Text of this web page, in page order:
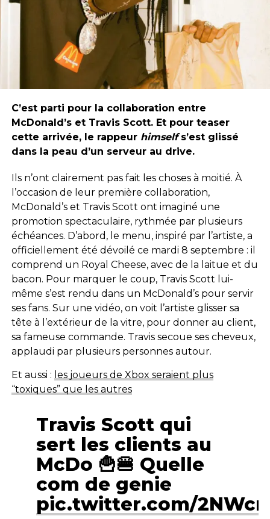
C’est parti pour la collaboration entre
McDonald’s et Travis Scott. Et pour teaser
cette arrivée, le rappeur himselfs’est glissé
dans la peau d’un serveur au drive.
Ils n’ont clairement pas fait les choses à moitié. À
l’occasion de leur première collaboration,
McDonald’s et Travis Scott ont imaginé une
promotion spectaculaire, rythmée par plusieurs
échéances. D’abord, le menu, inspiré par l’artiste, a
officiellement été dévoilé ce mardi 8 septembre : il
comprend un Royal Cheese, avec de la laitue et du
bacon. Pour marquer le coup, Travis Scott lui-
même s’est rendu dans un McDonald’s pour servir
ses fans. Sur une vidéo, on voit l’artiste glisser sa
tête à l’extérieur de la vitre, pour donner au client,
sa fameuse commande. Travis secoue ses cheveux,
applaudi par plusieurs personnes autour.
Et aussi : les joueurs de Xbox seraient plus
“toxiques” que les autres
Travis Scott qui
sert les clients au
McDo 🍟🍔 Quelle
com de genie
pic.twitter.com/